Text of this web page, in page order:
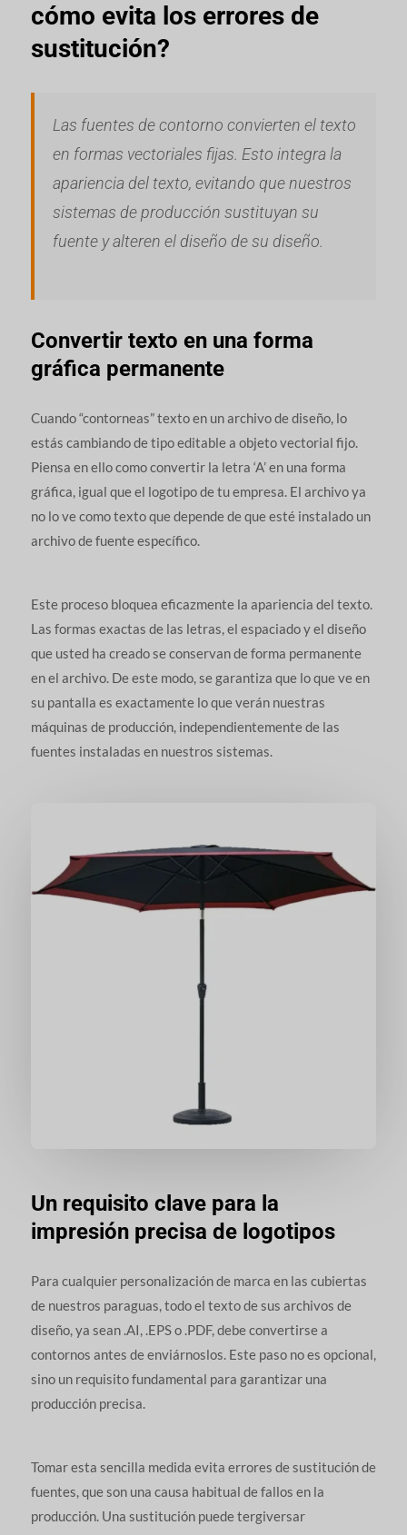
cómo evita los errores de
sustitución?
Las fuentes de contorno convierten el texto
en formas vectoriales fijas. Esto integra la
apariencia del texto, evitando que nuestros
sistemas de producción sustituyan su
fuente y alteren el diseño de su diseño.
Convertir texto en una forma
gráfica permanente
Cuando “contorneas” texto en un archivo de diseño, lo
estás cambiando de tipo editable a objeto vectorial fijo.
Piensa en ello como convertir la letra ‘A’ en una forma
gráfica, igual que el logotipo de tu empresa. El archivo ya
no lo ve como texto que depende de que esté instalado un
archivo de fuente específico.
Este proceso bloquea eficazmente la apariencia del texto.
Las formas exactas de las letras, el espaciado y el diseño
que usted ha creado se conservan de forma permanente
en el archivo. De este modo, se garantiza que lo que ve en
su pantalla es exactamente lo que verán nuestras
máquinas de producción, independientemente de las
fuentes instaladas en nuestros sistemas.
Un requisito clave para la
impresión precisa de logotipos
Para cualquier personalización de marca en las cubiertas
de nuestros paraguas, todo el texto de sus archivos de
diseño, ya sean .AI, .EPS o .PDF, debe convertirse a
contornos antes de enviárnoslos. Este paso no es opcional,
sino un requisito fundamental para garantizar una
producción precisa.
Tomar esta sencilla medida evita errores de sustitución de
fuentes, que son una causa habitual de fallos en la
producción. Una sustitución puede tergiversar